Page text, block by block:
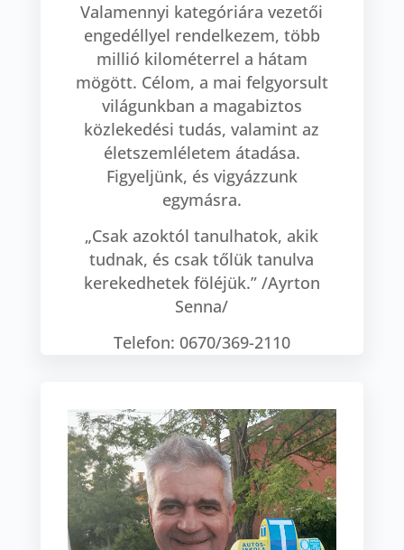
Valamennyi kategóriára vezetői
engedéllyel rendelkezem, több
millió kilométerrel a hátam
mögött. Célom, a mai felgyorsult
világunkban a magabiztos
közlekedési tudás, valamint az
életszemléletem átadása.
Figyeljünk, és vigyázzunk
egymásra.
„Csak azoktól tanulhatok, akik
tudnak, és csak tőlük tanulva
kerekedhetek föléjük.” /Ayrton
Senna/
Telefon: 0670/369-2110